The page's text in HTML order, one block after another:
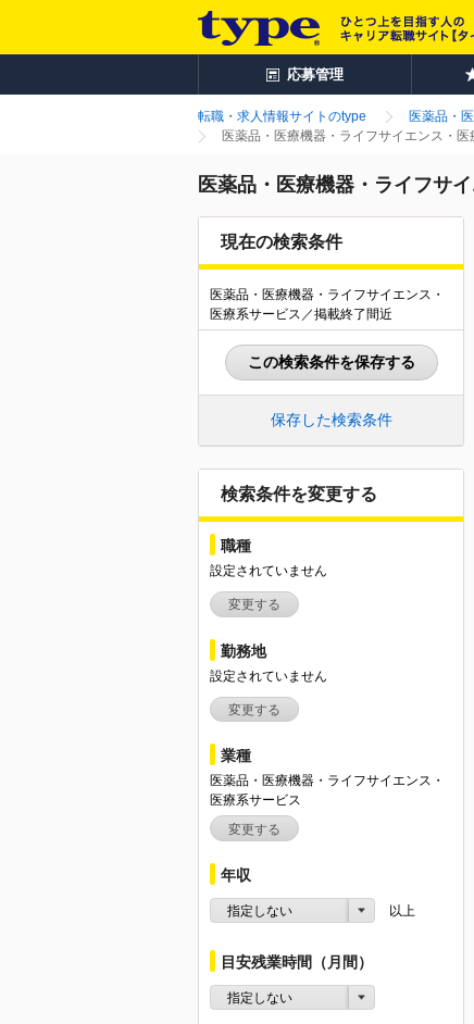
応募管理
転職・求人情報サイトのtype 医薬品・
医薬品・医療機器・ライフサイエンス・
医薬品・医療機器・ライフサ
現在の検索条件
医薬品・医療機器・ライフサイエンス・
医療系サービス／掲載終了間近
この検索条件を保存する
保存した検索条件
検索条件を変更する
職種
設定されていません
変更する
勤務地
設定されていません
変更する
業種
医薬品・医療機器・ライフサイエンス・
医療系サービス
変更する
年収
指定しない 以上
目安残業時間（月間）
指定しない